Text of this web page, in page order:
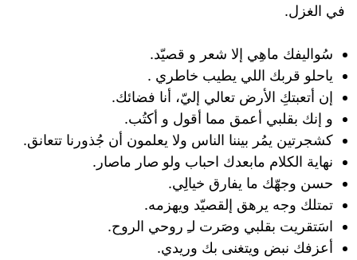
في الغزل.
‏سُواليفك ماهِي إلا شعر و قصيّد.
‏ياحلو قربك اللي يطيب خاطري .
إن أتعبتكِ الأرض تعالي إليّ، أنا فضائك.
و إنك بقلبي أعمق مما أقول و أكتُب.
‏كشجرتين يمُر بيننا الناس ولا يعلمون أن جُذورنا تتعانق.
نهاية الكلام مابعدك احباب ولو صار ماصار.
‏حسن وجهّك ما يفارق خيالِي.
تمتلك وجه يرهق إلقصيّد ويهزمه.
‏اسَتقريت بقلبي وصَرت لـِ روحي الروح.
أعزفك نبض ‏ويتغنى بك وريدي.